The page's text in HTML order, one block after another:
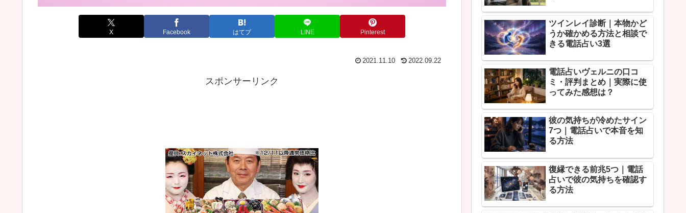
X Facebook はてブ LINE Pinterest
2021.11.10 2022.09.22
スポンサーリンク
ツインレイ診断｜本物かど
うか確かめる方法と相談で
きる電話占い3選
電話占いヴェルニの口コ
ミ・評判まとめ｜実際に使
ってみた感想は？
彼の気持ちが冷めたサイン
7つ｜電話占いで本音を知
る方法
復縁できる前兆5つ｜電話
占いで彼の気持ちを確認す
る方法